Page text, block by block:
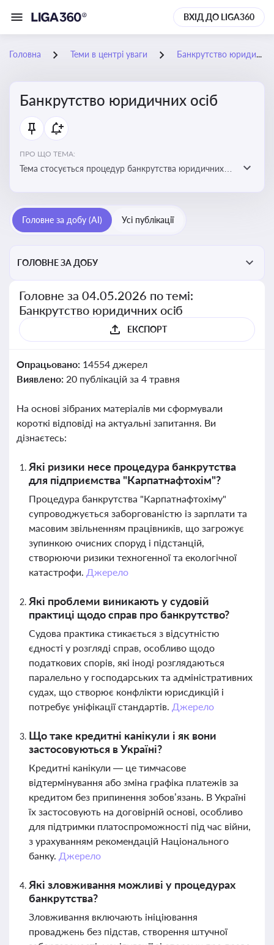
ВХІД ДО LIGA360
Головна Теми в центрі уваги Банкрутство юридичних осіб
Банкрутство юридичних осіб
ПРО ЩО ТЕМА:
Тема стосується процедур банкрутства юридичних
Головне за добу (AI) Усі публікації
ГОЛОВНЕ ЗА ДОБУ
Головне за 04.05.2026 по темі:
Банкрутство юридичних осіб
ЕКСПОРТ
Опрацьовано: 14554 джерел
Виявлено: 20 публікацій за 4 травня
На основі зібраних матеріалів ми сформували
короткі відповіді на актуальні запитання. Ви
дізнаєтесь:
Які ризики несе процедура банкрутства
для підприємства "Карпатнафтохім"?
Процедура банкрутства "Карпатнафтохіму"
супроводжується заборгованістю із зарплати та
масовим звільненням працівників, що загрожує
зупинкою очисних споруд і підстанцій,
створюючи ризики техногенної та екологічної
катастрофи. Джерело
Які проблеми виникають у судовій
практиці щодо справ про банкрутство?
Судова практика стикається з відсутністю
єдності у розгляді справ, особливо щодо
податкових спорів, які іноді розглядаються
паралельно у господарських та адміністративних
судах, що створює конфлікти юрисдикцій і
потребує уніфікації стандартів. Джерело
Що таке кредитні канікули і як вони
застосовуються в Україні?
Кредитні канікули — це тимчасове
відтермінування або зміна графіка платежів за
кредитом без припинення зобов’язань. В Україні
їх застосовують на договірній основі, особливо
для підтримки платоспроможності під час війни,
з урахуванням рекомендацій Національного
банку. Джерело
Які зловживання можливі у процедурах
банкрутства?
Зловживання включають ініціювання
проваджень без підстав, створення штучної